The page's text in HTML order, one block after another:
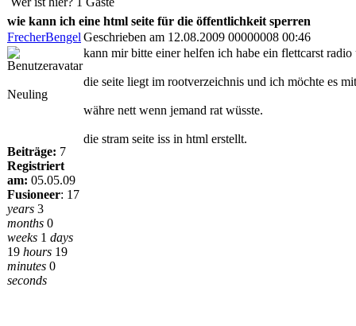
wie kann ich eine html seite für die öffentlichkeit sperren
FrecherBengel Geschrieben am 12.08.2009 00000008 00:46
Neuling
Beiträge: 7
Registriert
am: 05.05.09
Fusioneer: 17
years 3
months 0
weeks 1 days
19 hours 19
minutes 0
seconds
kann mir bitte einer helfen ich habe ein flettcarst
die seite liegt im rootverzeichnis und ich möchte es
währe nett wenn jemand rat wüsste.
die stram seite iss in html erstellt.